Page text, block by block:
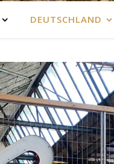
DEUTSCHLAND